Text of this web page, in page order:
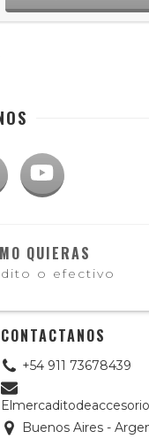
QUIERAS
o efectivo
CONTACTANOS
+54 911 73678439
Buenos Aires -